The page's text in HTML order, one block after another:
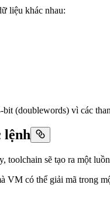
liệu khác nhau:
(doublewords) vì các
lệnh
toolchain sẽ tạo ra một
VM có thể giải mã trong